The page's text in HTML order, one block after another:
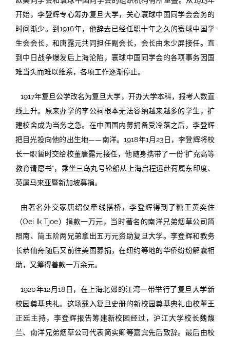
开始，李登辉专心筹办复旦大学，关心寰球中国同学会会务的
时间渐少。到1916年，他辞去已经任职十年之久的寰球中国学
生会会长，和唐露元共同担任副会长，会长由朱少屏接任。直
到中日战争爆发后上海沦陷，寰球中国同学会的各项事务因国
难当头而难以维系，各项工作逐渐停止。
1917年复旦公学改名为复旦大学，开办大学本科，报考人数直
线上升。原来办学的李公祠根本无法容纳越来越多的学生，扩
建校舍成为当务之急。在中国国内募捐备受冷落之后，李登辉
把目光投向他的出生地——南洋。1918年1月23日，李登辉将校
长一职暂时交给校董唐露元接任，他随身携带了一份“扩充高等
教育请愿书”，乘坐三岛丸号轮船从上海启程远赴荷属东印度、
英属马来亚暨新加坡募捐。
由著名外交家唐绍仪牵线搭桥，李登辉得到了糖王黄奕住
（Oei Ik Tjoe）捐款一万元，当时著名的南洋兄弟烟草公司简
照南、简玉阶两兄弟拿出五万元资助复旦大学。李登辉和教务
长恭仙舟随后又前往美国募捐，在纽约等地的华侨纷纷解囊相
助，又筹得善款一万余元。
1920年12月18日，在上海北郊的江湾一带举行了复旦大学新
校园奠基典礼。这场载入复旦史册的新校园奠基典礼由校董王
正廷主持，李登辉报告筹建新校园经过，沪江大学校长魏馥
兰、南洋兄弟烟草公司代表简实卿等嘉宾先后致辞。最后由校